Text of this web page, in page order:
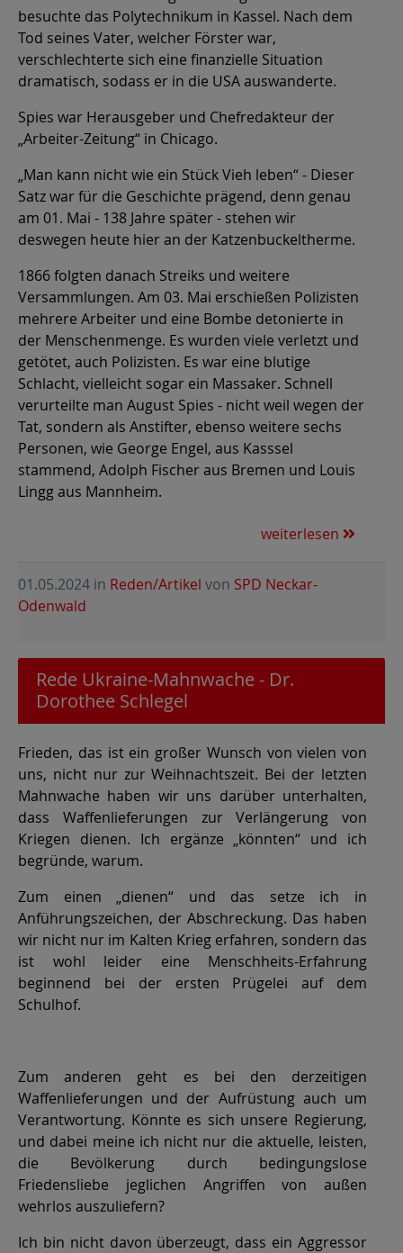
besuchte das Polytechnikum in Kassel. Nach dem
Tod seines Vater, welcher Förster war,
verschlechterte sich eine finanzielle Situation
dramatisch, sodass er in die USA auswanderte.
Spies war Herausgeber und Chefredakteur der
„Arbeiter-Zeitung“ in Chicago.
„Man kann nicht wie ein Stück Vieh leben“ - Dieser
Satz war für die Geschichte prägend, denn genau
am 01. Mai - 138 Jahre später - stehen wir
deswegen heute hier an der Katzenbuckeltherme.
1866 folgten danach Streiks und weitere
Versammlungen. Am 03. Mai erschießen Polizisten
mehrere Arbeiter und eine Bombe detonierte in
der Menschenmenge. Es wurden viele verletzt und
getötet, auch Polizisten. Es war eine blutige
Schlacht, vielleicht sogar ein Massaker. Schnell
verurteilte man August Spies - nicht weil wegen der
Tat, sondern als Anstifter, ebenso weitere sechs
Personen, wie George Engel, aus Kasssel
stammend, Adolph Fischer aus Bremen und Louis
Lingg aus Mannheim.
weiterlesen
01.05.2024 in Reden/Artikel von SPD Neckar-
Odenwald
Rede Ukraine-Mahnwache - Dr.
Dorothee Schlegel
Frieden, das ist ein großer Wunsch von vielen von
uns, nicht nur zur Weihnachtszeit. Bei der letzten
Mahnwache haben wir uns darüber unterhalten,
dass Waffenlieferungen zur Verlängerung von
Kriegen dienen. Ich ergänze „könnten“ und ich
begründe, warum.
Zum einen „dienen“ und das setze ich in
Anführungszeichen, der Abschreckung. Das haben
wir nicht nur im Kalten Krieg erfahren, sondern das
ist wohl leider eine Menschheits-Erfahrung
beginnend bei der ersten Prügelei auf dem
Schulhof.
Zum anderen geht es bei den derzeitigen
Waffenlieferungen und der Aufrüstung auch um
Verantwortung. Könnte es sich unsere Regierung,
und dabei meine ich nicht nur die aktuelle, leisten,
die Bevölkerung durch bedingungslose
Friedensliebe jeglichen Angriffen von außen
wehrlos auszuliefern?
Ich bin nicht davon überzeugt, dass ein Aggressor